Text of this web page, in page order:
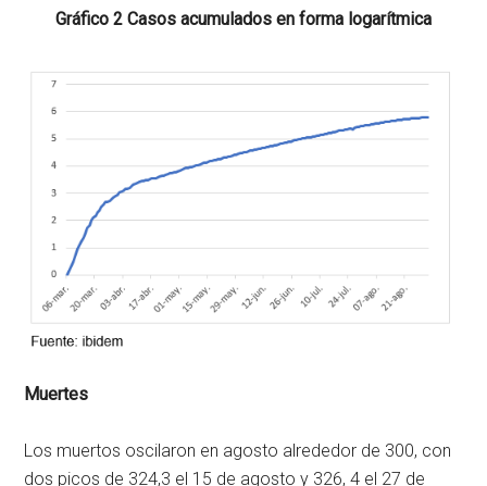
Gráfico 2 Casos acumulados en forma logarítmica
Muertes
Los muertos oscilaron en agosto alrededor de 300, con
dos picos de 324,3 el 15 de agosto y 326, 4 el 27 de